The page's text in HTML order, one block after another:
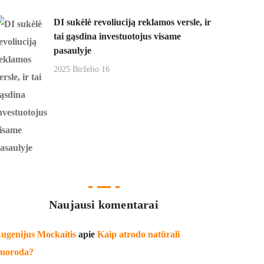
DI sukėlė revoliuciją reklamos versle, ir
tai gąsdina investuotojus visame
pasaulyje
2025 Birželio 16
Naujausi komentarai
Mockaitis apie Kaip atrodo natūrali